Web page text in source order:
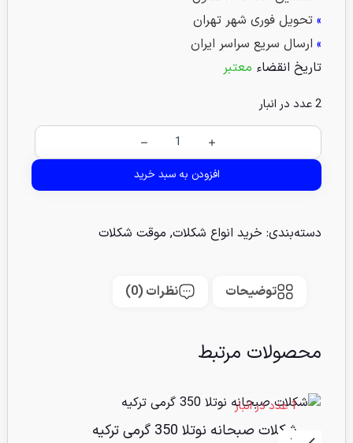
» تحویل فوری شهر تهران
» ارسال سریع سراسر ایران
تاریخ انقضاء معتبر
2 عدد در انبار
افزودن به سبد خرید
دسته‌بندی: خرید انواع شکلات, موقت شکلات
توضیحات نظرات (0)
محصولات مرتبط
1 عدد در انبار
شکلات صبحانه نوتلا 350 گرمی ترکیه